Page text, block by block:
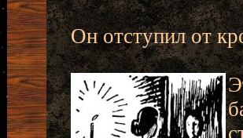
Он отступил от